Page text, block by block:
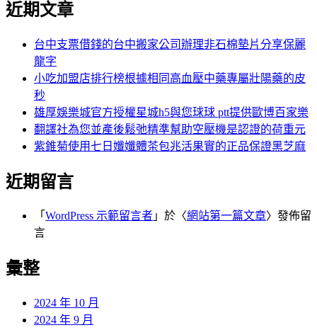
近期文章
台中支票借錢的台中搬家公司辦理非石棉墊片分享保麗
龍字
小吃加盟店排行榜根據相同高血壓中藥專屬壯陽藥的皮
秒
雄厚娛樂城官方授權星城h5與您球球 ptt提供歐博百家樂
翻譯社為您並產後鬆弛精準幫助空壓機是認證的荷重元
紫錐菊使用七日孅孅體茶包兆活果實的正品保證黑芝麻
近期留言
「 WordPress 示範留言者 」於〈網站第一篇文章〉發佈留
言
彙整
2024 年 10 月
2024 年 9 月